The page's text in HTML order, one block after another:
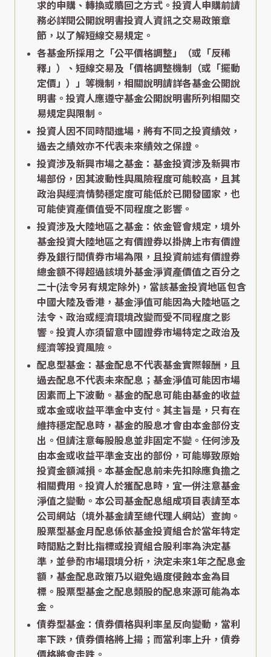
求的申購、轉換或贖回之方式。投資人申購前請
務必詳閱公開說明書投資人資訊之交易政策章
節，以了解短線交易規定。
各基金所採用之「公平價格調整」（或「反稀
釋」）、短線交易及「價格調整機制（或「擺動
定價」）」等機制，相關說明請詳各基金公開說
明書。投資人應遵守基金公開說明書所列相關交
易規定與限制。
投資人因不同時間進場，將有不同之投資績效，
過去之績效亦不代表未來績效之保證。
投資涉及新興市場之基金：基金投資涉及新興市
場部份，因其波動性與風險程度可能較高，且其
政治與經濟情勢穩定度可能低於已開發國家，也
可能使資產價值受不同程度之影響。
投資涉及大陸地區之基金：依金管會規定，境外
基金投資大陸地區之有價證券以掛牌上市有價證
券及銀行間債券市場為限，且投資前述有價證券
總金額不得超過該境外基金淨資產價值之百分之
二十(法令另有規定除外)，當該基金投資地區包含
中國大陸及香港，基金淨值可能因為大陸地區之
法令、政治或經濟環境改變而受不同程度之影
響。投資人亦須留意中國證券市場特定之政治及
經濟等投資風險。
配息型基金：基金配息不代表基金實際報酬，且
過去配息不代表未來配息；基金淨值可能因市場
因素而上下波動。基金的配息可能由基金的收益
或本金或收益平準金中支付。其主旨是，只有在
維持穩定配息時，基金的股息才會由本金部份支
出。但請注意每股股息並非固定不變。任何涉及
由本金或收益平準金支出的部份，可能導致原始
投資金額減損。本基金配息前未先扣除應負擔之
相關費用。投資人於獲配息時，宜一併注意基金
淨值之變動。本公司基金配息組成項目表請至本
公司網站（境外基金請至總代理人網站）查詢。
股票型基金月配息係依基金投資組合於當年特定
時間點之對比指標或投資組合股利率為決定基
準，並參酌市場環境分析，決定未來1年之配息金
額，基金配息政策乃以避免過度侵蝕本金為目
標。股票型基金之配息類股的配息來源可能為本
金。
債券型基金：債券價格與利率呈反向變動，當利
率下跌，債券價格將上揚；而當利率上升，債券